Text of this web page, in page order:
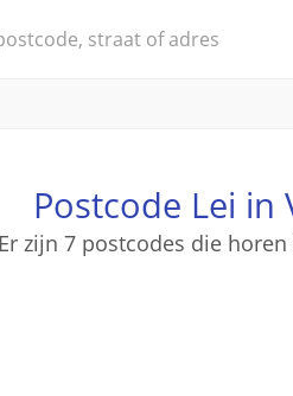
Postcode Lei in
Er zijn 7 postcodes die